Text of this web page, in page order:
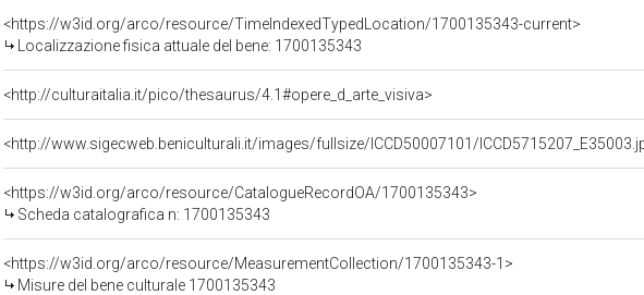
<https://w3id.org/arco/resource/TimeIndexedTypedLocation/1700135343-current>
Localizzazione fisica attuale del bene: 1700135343
<http://culturaitalia.it/pico/thesaurus/4.1#opere_d_arte_visiva>
<http://www.sigecweb.beniculturali.it/images/fullsize/ICCD50007101/
<https://w3id.org/arco/resource/CatalogueRecordOA/1700135343>
Scheda catalografica n: 1700135343
<https://w3id.org/arco/resource/MeasurementCollection/1700135343-1>
Misure del bene culturale 1700135343